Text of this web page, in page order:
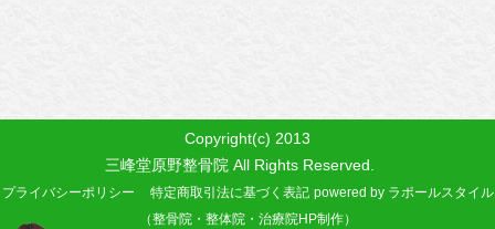
Copyright(c) 2013
三峰堂原野整骨院 All Rights Reserved.
プライバシーポリシー 特定商取引法に基づく表記 powered by ラポールスタイル
（整骨院・整体院・治療院HP制作）